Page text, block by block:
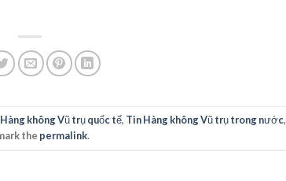
không Vũ trụ quốc tế, Tin Hàng không Vũ trụ trong nước,
the permalink.